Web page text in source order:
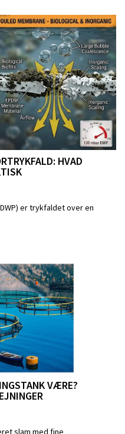
HVAD
er trykfaldet over en
VÆRE?
slam med fine